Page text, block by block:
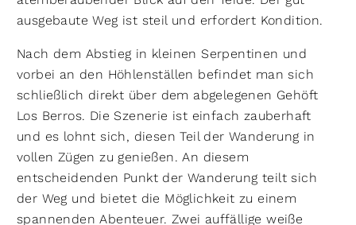
ausgebaute Weg ist steil und erfordert Kondition.
Nach dem Abstieg in kleinen Serpentinen und
vorbei an den Höhlenställen befindet man sich
schließlich direkt über dem abgelegenen Gehöft
Los Berros. Die Szenerie ist einfach zauberhaft
und es lohnt sich, diesen Teil der Wanderung in
vollen Zügen zu genießen. An diesem
entscheidenden Punkt der Wanderung teilt sich
der Weg und bietet die Möglichkeit zu einem
spannenden Abenteuer. Zwei auffällige weiße